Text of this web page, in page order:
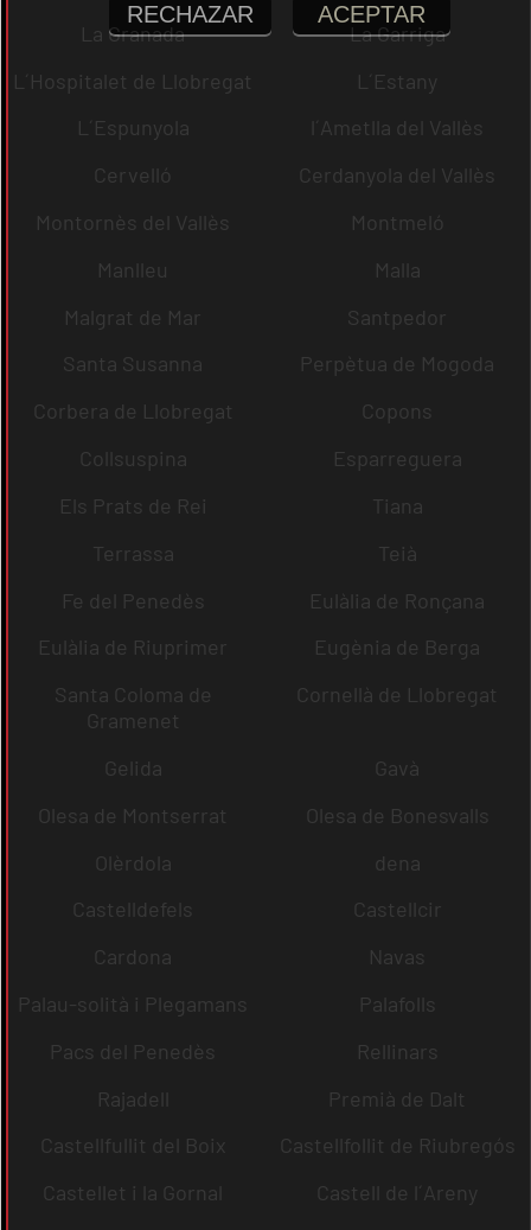
La Granada
La Garriga
L´Hospitalet de Llobregat
L´Estany
L´Espunyola
l´Ametlla del Vallès
Cervelló
Cerdanyola del Vallès
Montornès del Vallès
Montmeló
Manlleu
Malla
Malgrat de Mar
Santpedor
Santa Susanna
Perpètua de Mogoda
Corbera de Llobregat
Copons
Collsuspina
Esparreguera
Els Prats de Rei
Tiana
Terrassa
Teià
Fe del Penedès
Eulàlia de Ronçana
Eulàlia de Riuprimer
Eugènia de Berga
Santa Coloma de
Gramenet
Cornellà de Llobregat
Gelida
Gavà
Olesa de Montserrat
Olesa de Bonesvalls
Olèrdola
dena
Castelldefels
Castellcir
Cardona
Navas
Palau-solità i Plegamans
Palafolls
Pacs del Penedès
Rellinars
Rajadell
Premià de Dalt
Castellfullit del Boix
Castellfollit de Riubregós
Castellet i la Gornal
Castell de l´Areny
RECHAZAR ACEPTAR